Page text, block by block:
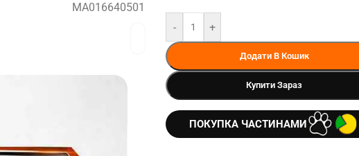
MA016640501
- +
Додати В Кошик
Купити Зараз
ПОКУПКА ЧАСТИНАМИ